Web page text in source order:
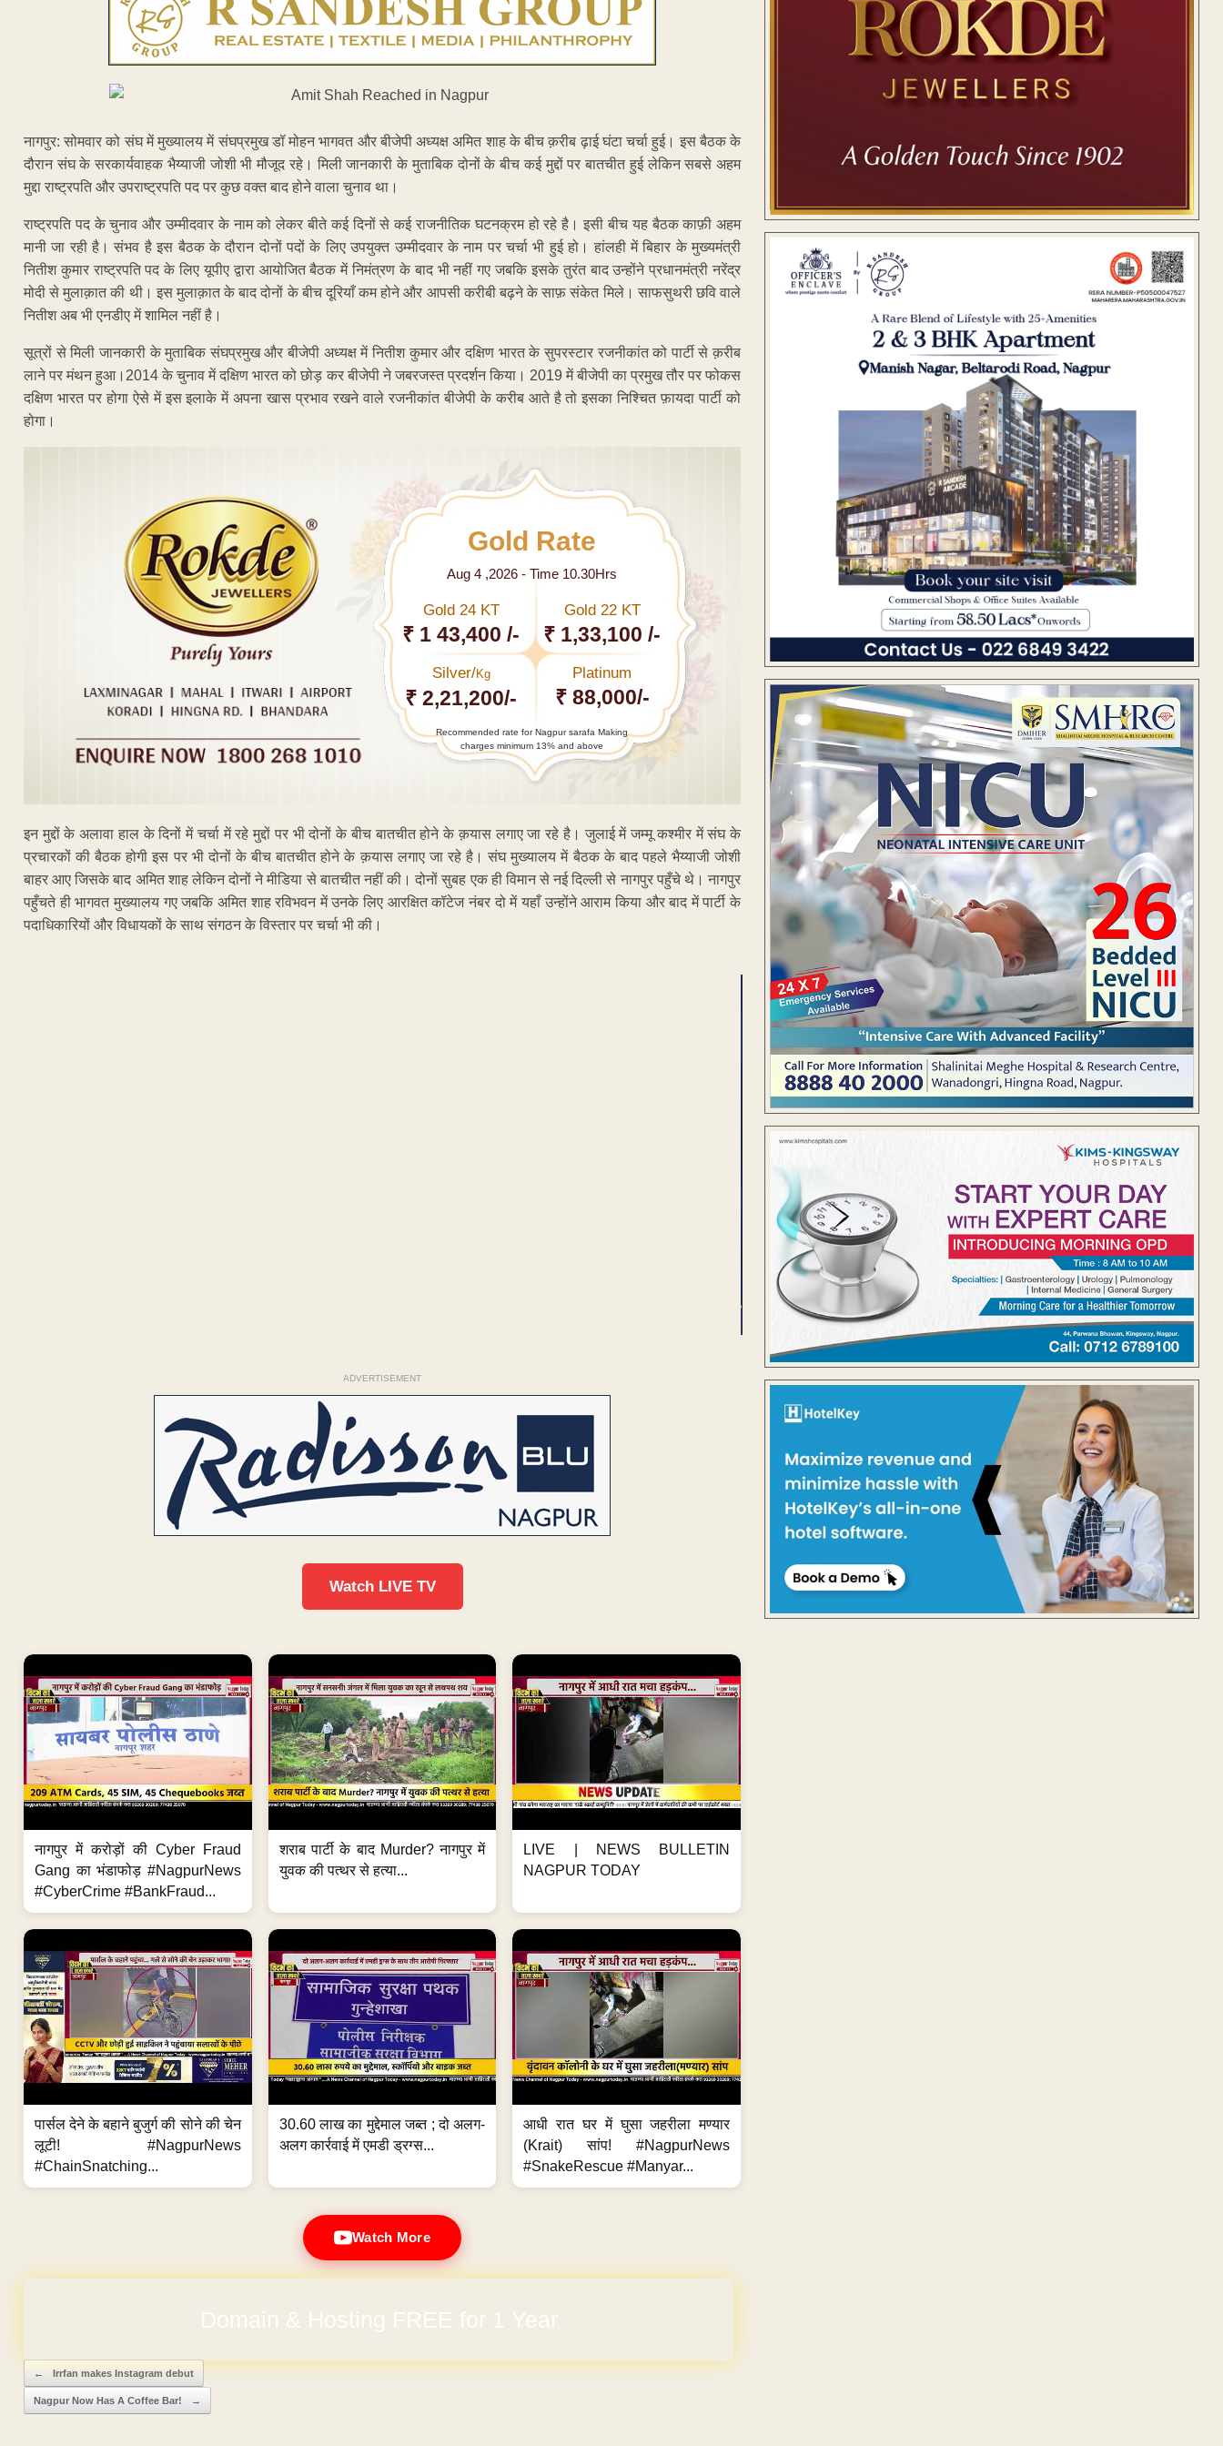
नागपुर: सोमवार को संघ में मुख्यालय में संघप्रमुख डॉ मोहन भागवत और बीजेपी अध्यक्ष अमित शाह के बीच क़रीब ढ़ाई घंटा चर्चा हुई। इस बैठक के
दौरान संघ के सरकार्यवाहक भैय्याजी जोशी भी मौजूद रहे। मिली जानकारी के मुताबिक दोनों के बीच कई मुद्दों पर बातचीत हुई लेकिन सबसे अहम
मुद्दा राष्ट्रपति और उपराष्ट्रपति पद पर कुछ वक्त बाद होने वाला चुनाव था।
राष्ट्रपति पद के चुनाव और उम्मीदवार के नाम को लेकर बीते कई दिनों से कई राजनीतिक घटनक्रम हो रहे है। इसी बीच यह बैठक काफ़ी अहम
मानी जा रही है। संभव है इस बैठक के दौरान दोनों पदों के लिए उपयुक्त उम्मीदवार के नाम पर चर्चा भी हुई हो। हांलही में बिहार के मुख्यमंत्री
नितीश कुमार राष्ट्रपति पद के लिए यूपीए द्वारा आयोजित बैठक में निमंत्रण के बाद भी नहीं गए जबकि इसके तुरंत बाद उन्होंने प्रधानमंत्री नरेंद्र
मोदी से मुलाक़ात की थी। इस मुलाक़ात के बाद दोनों के बीच दूरियाँ कम होने और आपसी करीबी बढ़ने के साफ़ संकेत मिले। साफसुथरी छवि वाले
नितीश अब भी एनडीए में शामिल नहीं है।
सूत्रों से मिली जानकारी के मुताबिक संघप्रमुख और बीजेपी अध्यक्ष में नितीश कुमार और दक्षिण भारत के सुपरस्टार रजनीकांत को पार्टी से क़रीब
लाने पर मंथन हुआ।2014 के चुनाव में दक्षिण भारत को छोड़ कर बीजेपी ने जबरजस्त प्रदर्शन किया। 2019 में बीजेपी का प्रमुख तौर पर फोकस
दक्षिण भारत पर होगा ऐसे में इस इलाके में अपना खास प्रभाव रखने वाले रजनीकांत बीजेपी के करीब आते है तो इसका निश्चित फ़ायदा पार्टी को
होगा।
Gold Rate
Aug 4 ,2026 - Time 10.30Hrs
Gold 24 KT
₹ 1 43,400 /-
Gold 22 KT
₹ 1,33,100 /-
Silver/Kg
₹ 2,21,200/-
Platinum
₹ 88,000/-
Recommended rate for Nagpur sarafa Making
charges minimum 13% and above
इन मुद्दों के अलावा हाल के दिनों में चर्चा में रहे मुद्दों पर भी दोनों के बीच बातचीत होने के क़यास लगाए जा रहे है। जुलाई में जम्मू कश्मीर में संघ के
प्रचारकों की बैठक होगी इस पर भी दोनों के बीच बातचीत होने के क़यास लगाए जा रहे है। संघ मुख्यालय में बैठक के बाद पहले भैय्याजी जोशी
बाहर आए जिसके बाद अमित शाह लेकिन दोनों ने मीडिया से बातचीत नहीं की। दोनों सुबह एक ही विमान से नई दिल्ली से नागपुर पहुँचे थे। नागपुर
पहुँचते ही भागवत मुख्यालय गए जबकि अमित शाह रविभवन में उनके लिए आरक्षित कॉटेज नंबर दो में यहाँ उन्होंने आराम किया और बाद में पार्टी के
पदाधिकारियों और विधायकों के साथ संगठन के विस्तार पर चर्चा भी की।
ADVERTISEMENT
Watch LIVE TV
नागपुर में करोड़ों की Cyber Fraud
Gang का भंडाफोड़ #NagpurNews
#CyberCrime #BankFraud...
शराब पार्टी के बाद Murder? नागपुर में
युवक की पत्थर से हत्या...
LIVE | NEWS BULLETIN
NAGPUR TODAY
पार्सल देने के बहाने बुजुर्ग की सोने की चेन
लूटी! #NagpurNews
#ChainSnatching...
30.60 लाख का मुद्देमाल जब्त ; दो अलग-
अलग कार्रवाई में एमडी ड्रग्स...
आधी रात घर में घुसा जहरीला मण्यार
(Krait) सांप! #NagpurNews
#SnakeRescue #Manyar...
Watch More
Domain & Hosting FREE for 1 Year
Post navigation
← Irrfan makes Instagram debut
Nagpur Now Has A Coffee Bar! →